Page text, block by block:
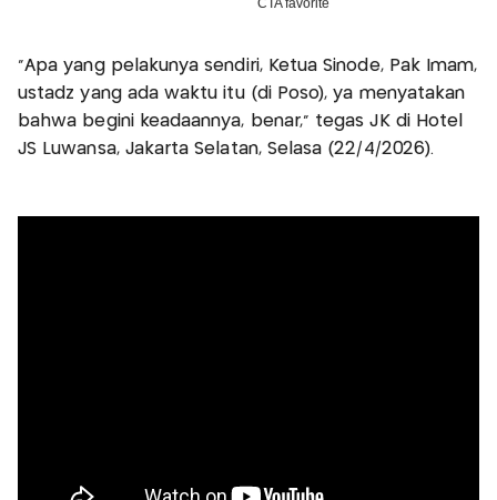
"Apa yang pelakunya sendiri, Ketua Sinode, Pak Imam,
ustadz yang ada waktu itu (di Poso), ya menyatakan
bahwa begini keadaannya, benar," tegas JK di Hotel
JS Luwansa, Jakarta Selatan, Selasa (22/4/2026).